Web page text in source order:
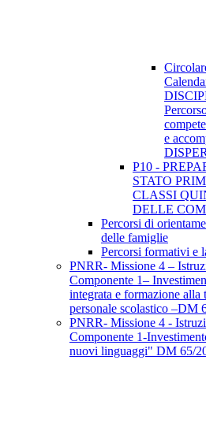
e
P10 -
STATO
CLASSI
DELLE
Percorsi di
delle famiglie
Percorsi formativi e
PNRR- Missione 4 –
Componente 1–
integrata e formazione alla
personale scolastico –DM
PNRR- Missione 4 -
Componente 1-
nuovi linguaggi" DM 65/